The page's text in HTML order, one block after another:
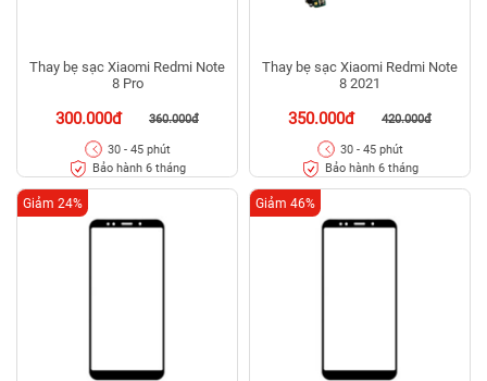
Thay bẹ sạc Xiaomi Redmi Note
8 Pro
300.000đ 360.000đ
30 - 45 phút
Bảo hành 6 tháng
Thay bẹ sạc Xiaomi Redmi Note
8 2021
350.000đ 420.000đ
30 - 45 phút
Bảo hành 6 tháng
Giảm 24% Giảm 46%